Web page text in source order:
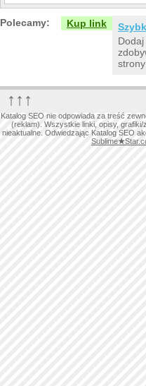
Polecamy: Kup link
↑↑↑
Katalog SEO nie odpowiada za treść
(reklam). Wszystkie linki, opisy,
nieaktualne. Odwiedzając Katalog SEO
Sublime★